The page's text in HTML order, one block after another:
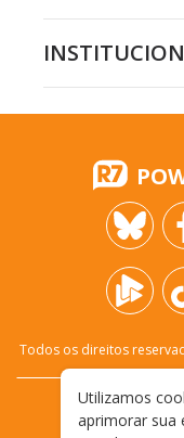
Todos os direitos
Utilizamos
aprimorar sua